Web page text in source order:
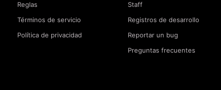
Reglas
Términos de servicio
Política de privacidad
Staff
Registros de desarrollo
Reportar un bug
Preguntas frecuentes